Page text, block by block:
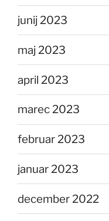
junij 2023
maj 2023
april 2023
marec 2023
februar 2023
januar 2023
december 2022